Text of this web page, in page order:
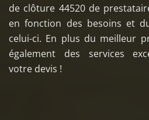
de clôture 44520 de
en fonction des besoins et
celui-ci. En plus du meilleur
également des services
votre devis !